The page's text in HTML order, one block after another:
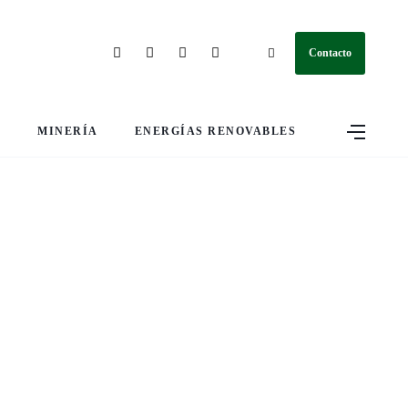
Contacto
MINERÍA ENERGÍAS RENOVABLES